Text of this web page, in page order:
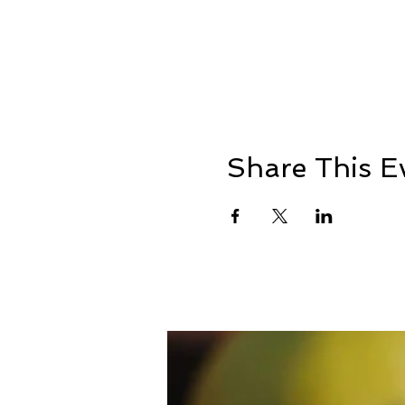
Share This